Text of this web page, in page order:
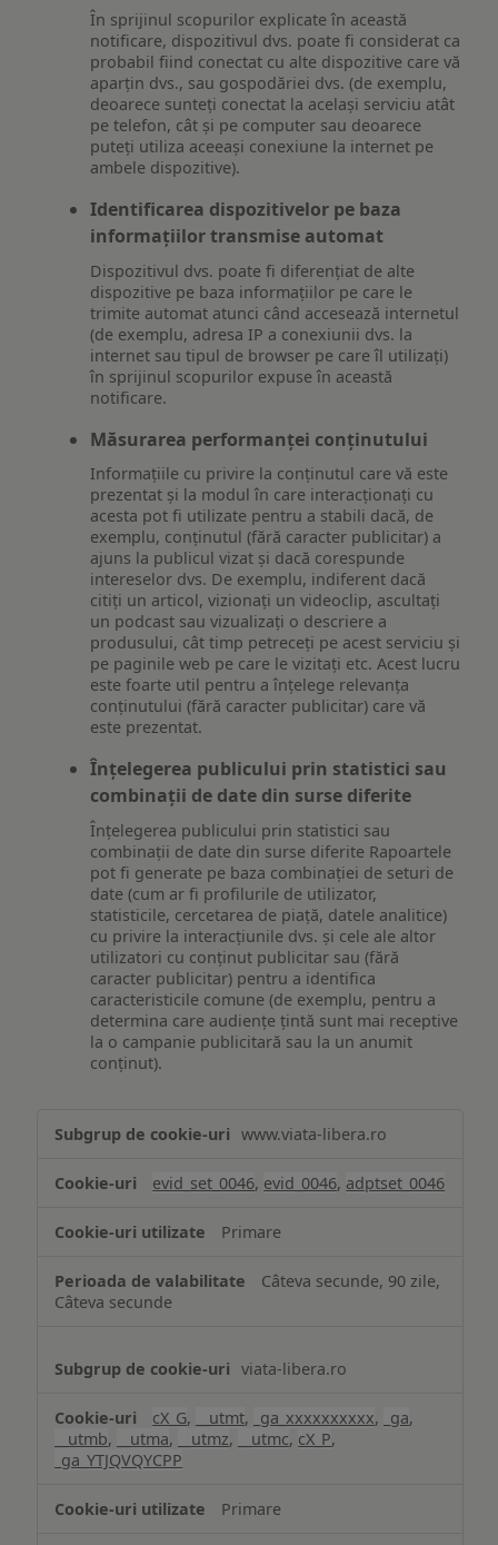
În sprijinul scopurilor explicate în această
notificare, dispozitivul dvs. poate fi considerat ca
probabil fiind conectat cu alte dispozitive care vă
aparțin dvs., sau gospodăriei dvs. (de exemplu,
deoarece sunteți conectat la același serviciu atât
pe telefon, cât și pe computer sau deoarece
puteți utiliza aceeași conexiune la internet pe
ambele dispozitive).
Identificarea dispozitivelor pe baza
informațiilor transmise automat
Dispozitivul dvs. poate fi diferențiat de alte
dispozitive pe baza informațiilor pe care le
trimite automat atunci când accesează internetul
(de exemplu, adresa IP a conexiunii dvs. la
internet sau tipul de browser pe care îl utilizați)
în sprijinul scopurilor expuse în această
notificare.
Măsurarea performanței conținutului
Informațiile cu privire la conținutul care vă este
prezentat și la modul în care interacționați cu
acesta pot fi utilizate pentru a stabili dacă, de
exemplu, conținutul (fără caracter publicitar) a
ajuns la publicul vizat și dacă corespunde
intereselor dvs. De exemplu, indiferent dacă
citiți un articol, vizionați un videoclip, ascultați
un podcast sau vizualizați o descriere a
produsului, cât timp petreceți pe acest serviciu și
pe paginile web pe care le vizitați etc. Acest lucru
este foarte util pentru a înțelege relevanța
conținutului (fără caracter publicitar) care vă
este prezentat.
Înțelegerea publicului prin statistici sau
combinații de date din surse diferite
Înțelegerea publicului prin statistici sau
combinații de date din surse diferite Rapoartele
pot fi generate pe baza combinației de seturi de
date (cum ar fi profilurile de utilizator,
statisticile, cercetarea de piață, datele analitice)
cu privire la interacțiunile dvs. și cele ale altor
utilizatori cu conținut publicitar sau (fără
caracter publicitar) pentru a identifica
caracteristicile comune (de exemplu, pentru a
determina care audiențe țintă sunt mai receptive
la o campanie publicitară sau la un anumit
conținut).
www.viata-libera.ro
evid_set_0046, evid_0046, adptset_0046
Primare
Câteva secunde, 90 zile,
Câteva secunde
viata-libera.ro
cX_G, __utmt, _ga_xxxxxxxxxx, _ga,
__utmb, __utma, __utmz, __utmc, cX_P,
_ga_YTJQVQYCPP
Primare